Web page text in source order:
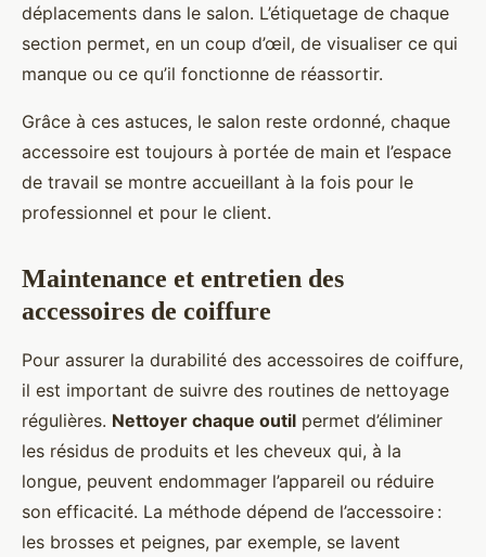
déplacements dans le salon. L’étiquetage de chaque
section permet, en un coup d’œil, de visualiser ce qui
manque ou ce qu’il fonctionne de réassortir.
Grâce à ces astuces, le salon reste ordonné, chaque
accessoire est toujours à portée de main et l’espace
de travail se montre accueillant à la fois pour le
professionnel et pour le client.
Maintenance et entretien des
accessoires de coiffure
Pour assurer la durabilité des accessoires de coiffure,
il est important de suivre des routines de nettoyage
régulières. Nettoyer chaque outil permet d’éliminer
les résidus de produits et les cheveux qui, à la
longue, peuvent endommager l’appareil ou réduire
son efficacité. La méthode dépend de l’accessoire :
les brosses et peignes, par exemple, se lavent